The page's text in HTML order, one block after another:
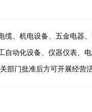
缆、机电设备、五金电器
自动化设备、仪器仪表、
部门批准后方可开展经营活